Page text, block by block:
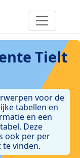
Tielt
voor de
tabellen en
en een
Deze
ook per per
vinden.